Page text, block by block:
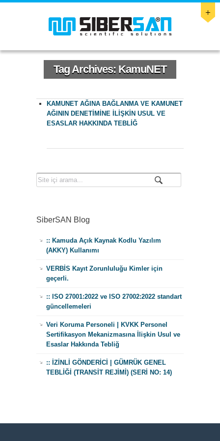
Tag Archives: KamuNET
KAMUNET AĞINA BAĞLANMA VE KAMUNET
AĞININ DENETİMİNE İLİŞKİN USUL VE
ESASLAR HAKKINDA TEBLİĞ
SiberSAN Blog
:: Kamuda Açık Kaynak Kodlu Yazılım
(AKKY) Kullanımı
VERBİS Kayıt Zorunluluğu Kimler için
geçerli.
:: ISO 27001:2022 ve ISO 27002:2022 standart
güncellemeleri
Veri Koruma Personeli | KVKK Personel
Sertifikasyon Mekanizmasına İlişkin Usul ve
Esaslar Hakkında Tebliğ
:: İZİNLİ GÖNDERİCİ | GÜMRÜK GENEL
TEBLİĞİ (TRANSİT REJİMİ) (SERİ NO: 14)